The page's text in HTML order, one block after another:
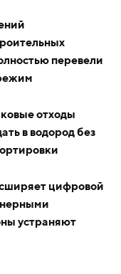
перевели
отходы
в водород без
цифровой
устраняют